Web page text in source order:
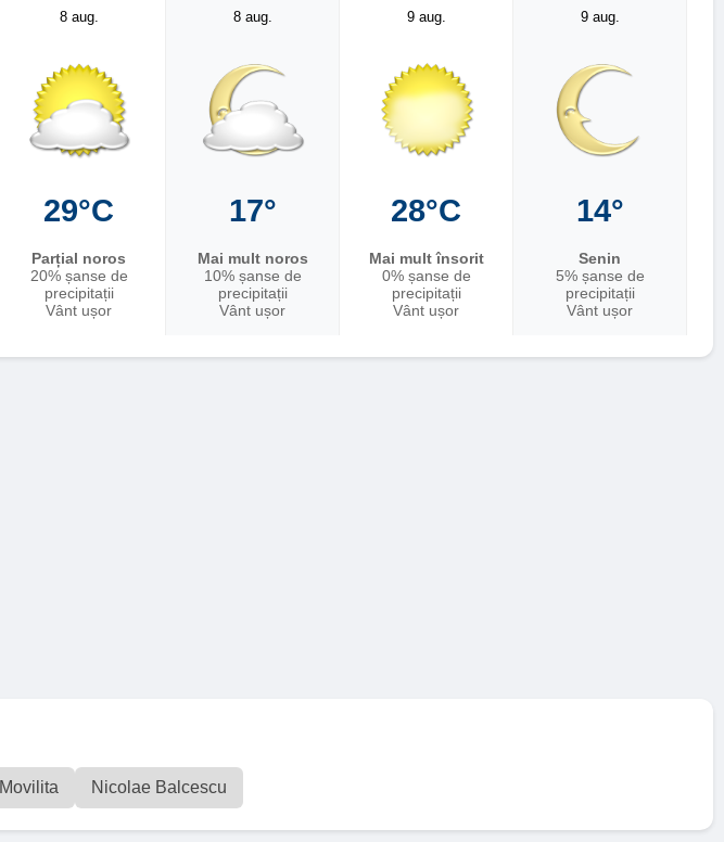
8 aug.
29°C
Parțial noros
20% șanse de
precipitații
Vânt ușor
8 aug.
17°
Mai mult noros
10% șanse de
precipitații
Vânt ușor
9 aug.
28°C
Mai mult însorit
0% șanse de
precipitații
Vânt ușor
9 aug.
14°
Senin
5% șanse de
precipitații
Vânt ușor
Movilita Nicolae Balcescu